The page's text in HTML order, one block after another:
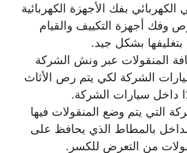
الكهربائي بفك الأجهزة الكهربائية
وفك أجهزة التكييف والقيام
بتغليفها بشكل جيد.
المنقولات عبر ونش الشركة
الشركة لكي يتم رص الأثاث
داخل سيارات الشركة.
التي يتم وضع المنقولات فيها
بالمطاط الذي يحافظ على
من التعرض للكسر.